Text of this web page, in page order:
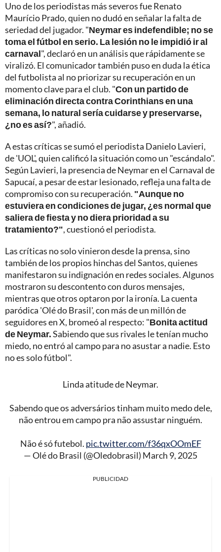
Uno de los periodistas más severos fue Renato
Maurício Prado, quien no dudó en señalar la falta de
seriedad del jugador. "Neymar es indefendible; no se
toma el fútbol en serio. La lesión no le impidió ir al
carnaval", declaró en un análisis que rápidamente se
viralizó. El comunicador también puso en duda la ética
del futbolista al no priorizar su recuperación en un
momento clave para el club. "Con un partido de
eliminación directa contra Corinthians en una
semana, lo natural sería cuidarse y preservarse,
¿no es así?", añadió.
A estas críticas se sumó el periodista Danielo Lavieri,
de 'UOL', quien calificó la situación como un "escándalo".
Según Lavieri, la presencia de Neymar en el Carnaval de
Sapucaí, a pesar de estar lesionado, refleja una falta de
compromiso con su recuperación. "Aunque no
estuviera en condiciones de jugar, ¿es normal que
saliera de fiesta y no diera prioridad a su
tratamiento?", cuestionó el periodista.
Las críticas no solo vinieron desde la prensa, sino
también de los propios hinchas del Santos, quienes
manifestaron su indignación en redes sociales. Algunos
mostraron su descontento con duros mensajes,
mientras que otros optaron por la ironía. La cuenta
paródica 'Olé do Brasil', con más de un millón de
seguidores en X, bromeó al respecto: "Bonita actitud
de Neymar.Sabiendo que sus rivales le tenían mucho
miedo, no entró al campo para no asustar a nadie. Esto
no es solo fútbol".
Linda atitude de Neymar.
Sabendo que os adversários tinham muito medo dele,
não entrou em campo pra não assustar ninguém.
Não é só futebol. pic.twitter.com/f36qxOOmEF
— Olé do Brasil (@Oledobrasil) March 9, 2025
PUBLICIDAD